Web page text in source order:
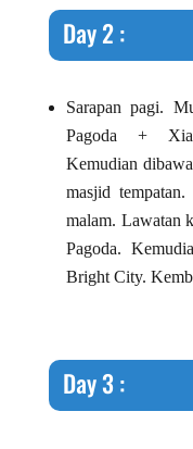
Day 2 :
Sarapan pagi.
Pagoda +
Kemudian
masjid
malam. Lawatan
Pagoda.
Bright City.
Day 3 :